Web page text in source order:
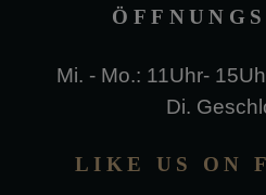
Mi. - Mo.: 11Uhr-
Di.
LIKE US ON